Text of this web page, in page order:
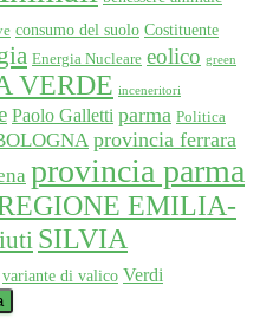
consumo del suolo Costituente
Energia Nucleare eolico green
VERDE inceneritori
Paolo Galletti parma Politica
provincia ferrara
provincia parma
EMILIA-
SILVIA
variante di valico Verdi